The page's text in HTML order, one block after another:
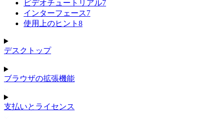
ビデオチュートリアル7
インターフェース7
使用上のヒント 8
デスクトップ
ブラウザの拡張機能
支払いとライセンス